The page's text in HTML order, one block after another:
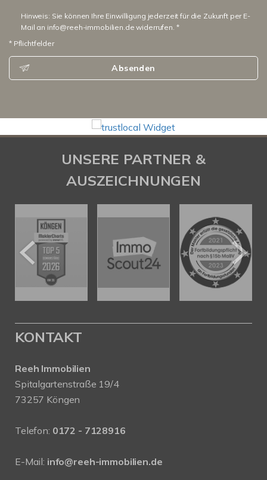
Hinweis: Sie können Ihre Einwilligung jederzeit für die Zukunft per E-
Mail an info@reeh-immobilien.de widerrufen. *
* Pflichtfelder
Absenden
UNSERE PARTNER &
AUSZEICHNUNGEN
KONTAKT
Reeh Immobilien
Spitalgartenstraße 19/4
73257 Köngen
Telefon: 0172 - 7128916
E-Mail: info@reeh-immobilien.de